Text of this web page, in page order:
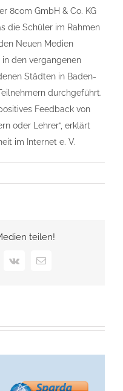
8com GmbH & Co. KG
die Schüler im Rahmen
Neuen Medien
den vergangenen
Städten in Baden-
durchgeführt.
Feedback von
oder Lehrer“, erklärt
im Internet e. V.
teilen!
Vk
E-